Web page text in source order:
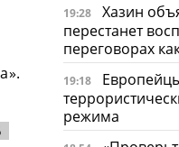
19:28
Хазин
перестанет
переговорах
19:18
режима